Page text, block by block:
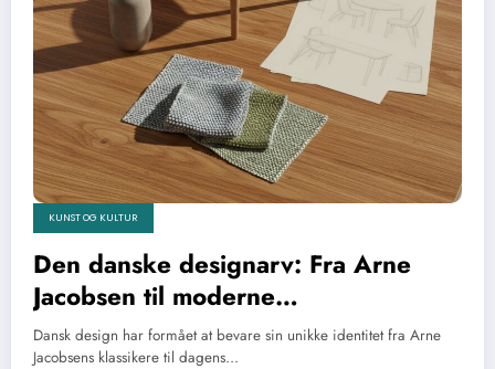
KUNST OG KULTUR
Den danske designarv: Fra Arne
Jacobsen til moderne
bæredygtighed
Dansk design har formået at bevare sin unikke identitet fra Arne
Jacobsens klassikere til dagens…